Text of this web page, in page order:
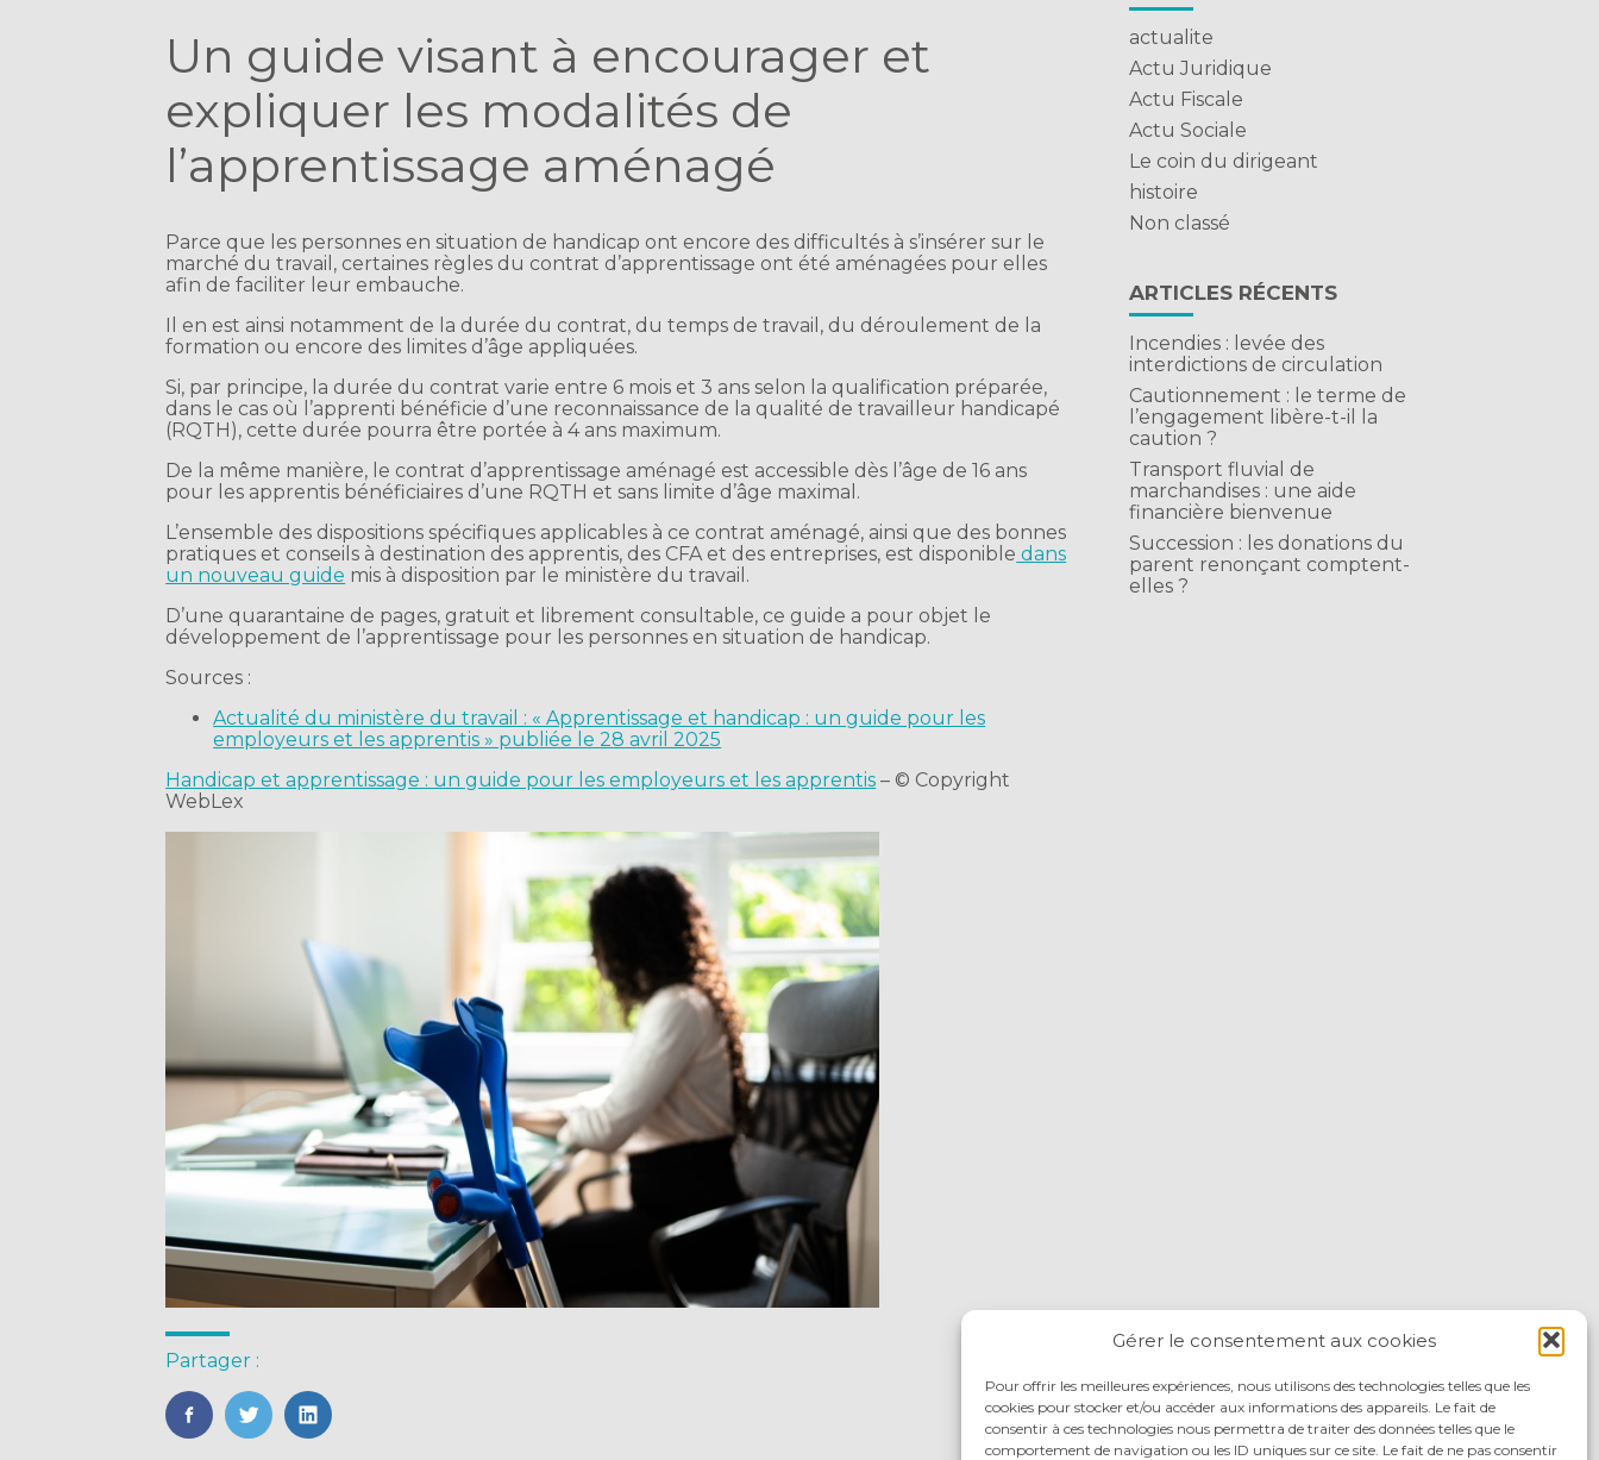
Gérer le consentement aux cookies
Pour offrir les meilleures expériences, nous utilisons des technologies telles que les
cookies pour stocker et/ou accéder aux informations des appareils. Le fait de
consentir à ces technologies nous permettra de traiter des données telles que le
comportement de navigation ou les ID uniques sur ce site. Le fait de ne pas consentir
Un guide visant à encourager et
expliquer les modalités de
l’apprentissage aménagé
Parce que les personnes en situation de handicap ont encore des difficultés à s’insérer sur le
marché du travail, certaines règles du contrat d’apprentissage ont été aménagées pour elles
afin de faciliter leur embauche.
Il en est ainsi notamment de la durée du contrat, du temps de travail, du déroulement de la
formation ou encore des limites d’âge appliquées.
Si, par principe, la durée du contrat varie entre 6 mois et 3 ans selon la qualification préparée,
dans le cas où l’apprenti bénéficie d’une reconnaissance de la qualité de travailleur handicapé
(RQTH), cette durée pourra être portée à 4 ans maximum.
De la même manière, le contrat d’apprentissage aménagé est accessible dès l’âge de 16 ans
pour les apprentis bénéficiaires d’une RQTH et sans limite d’âge maximal.
L’ensemble des dispositions spécifiques applicables à ce contrat aménagé, ainsi que des bonnes
pratiques et conseils à destination des apprentis, des CFA et des entreprises, est disponible dans
un nouveau guide mis à disposition par le ministère du travail.
D’une quarantaine de pages, gratuit et librement consultable, ce guide a pour objet le
développement de l’apprentissage pour les personnes en situation de handicap.
Sources :
Actualité du ministère du travail : « Apprentissage et handicap : un guide pour les
employeurs et les apprentis » publiée le 28 avril 2025
Handicap et apprentissage : un guide pour les employeurs et les apprentis – © Copyright
WebLex
Partager :
FaceBook
TwitterLinkedIn
actualite
Actu Juridique
Actu Fiscale
Actu Sociale
Le coin du dirigeant
histoire
Non classé
ARTICLES RÉCENTS
Incendies : levée des
interdictions de circulation
Cautionnement : le terme de
l’engagement libère-t-il la
caution ?
Transport fluvial de
marchandises : une aide
financière bienvenue
Succession : les donations du
parent renonçant comptent-
elles ?